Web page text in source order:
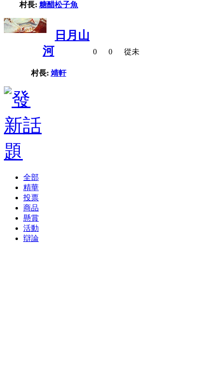
村長: 糖醋松子魚
日月山
河
村長: 靖軒
0 0 從未
全部
精華
投票
商品
懸賞
活動
辯論